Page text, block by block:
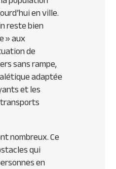
en ville.
reste bien
» aux
de
sans rampe,
adaptée
et les
nombreux. Ce
qui
en